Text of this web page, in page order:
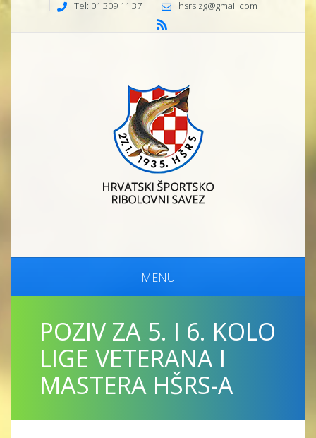
Tel: 01 309 11 37 hsrs.zg@gmail.com
MENU
POZIV ZA 5. I 6. KOLO
LIGE VETERANA I
MASTERA HŠRS-A